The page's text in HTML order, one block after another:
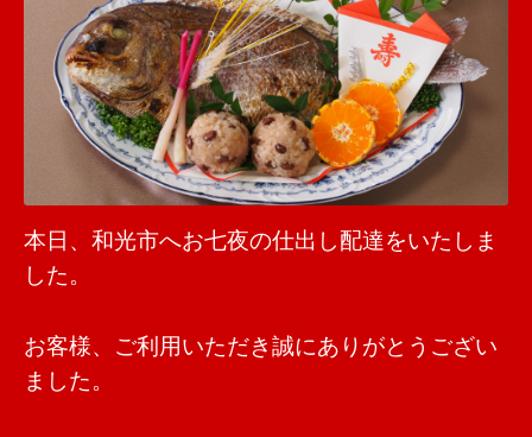
本日、和光市へお七夜の仕出し配達をいたしま
した。
お客様、ご利用いただき誠にありがとうござい
ました。